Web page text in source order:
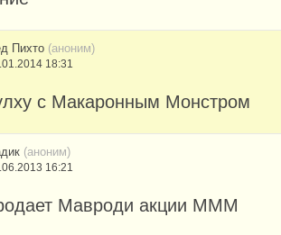
Пихто (аноним)
18:31
с Макаронным Монстром
(аноним)
16:21
Мавроди акции МММ